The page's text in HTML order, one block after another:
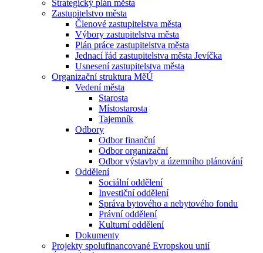
Strategický plán města
Zastupitelstvo města
Členové zastupitelstva města
Výbory zastupitelstva města
Plán práce zastupitelstva města
Jednací řád zastupitelstva města Jevíčka
Usnesení zastupitelstva města
Organizační struktura MěÚ
Vedení města
Starosta
Místostarosta
Tajemník
Odbory
Odbor finanční
Odbor organizační
Odbor výstavby a územního plánování
Oddělení
Sociální oddělení
Investiční oddělení
Správa bytového a nebytového fondu
Právní oddělení
Kulturní oddělení
Dokumenty
Projekty spolufinancované Evropskou unií